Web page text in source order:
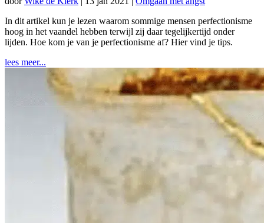
In dit artikel kun je lezen waarom sommige mensen perfectionisme
hoog in het vaandel hebben terwijl zij daar tegelijkertijd onder
lijden. Hoe kom je van je perfectionisme af? Hier vind je tips.
lees meer...